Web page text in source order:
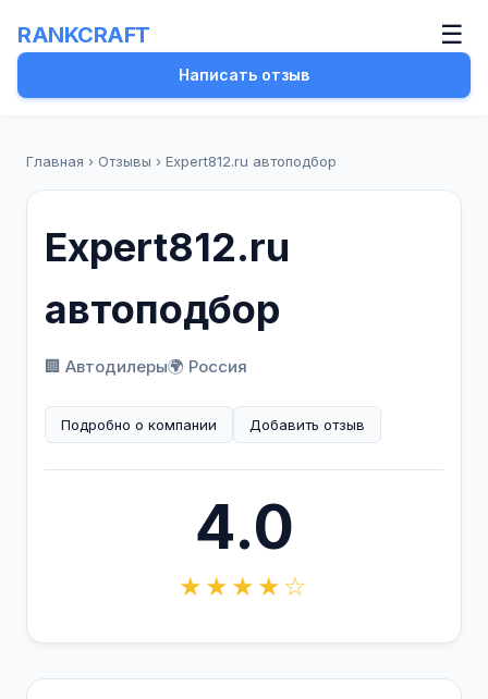
RANKCRAFT ☰
Написать отзыв
Главная › Отзывы › Expert812.ru автоподбор
Expert812.ru
автоподбор
🏢 Автодилеры🌍 Россия
Подробно о компании Добавить отзыв
4.0
★★★★☆